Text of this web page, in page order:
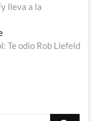
lleva a la
Entrada
siguiente:
Te odio Rob Liefeld